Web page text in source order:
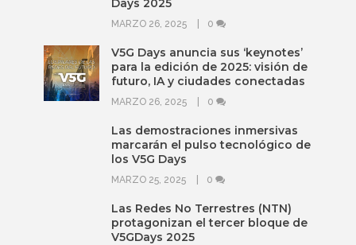
Days 2025
MARZO 26, 2025 0
V5G Days anuncia sus ‘keynotes’
para la edición de 2025: visión de
futuro, IA y ciudades conectadas
MARZO 26, 2025 0
Las demostraciones inmersivas
marcarán el pulso tecnológico de
los V5G Days
MARZO 25, 2025 0
Las Redes No Terrestres (NTN)
protagonizan el tercer bloque de
V5GDays 2025